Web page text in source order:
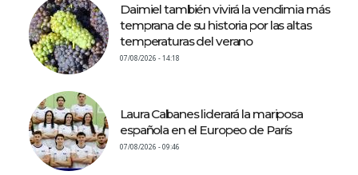
Daimiel también vivirá la vendimia más
temprana de su historia por las altas
temperaturas del verano
07/08/2026 - 14:18
Laura Cabanes liderará la mariposa
española en el Europeo de París
07/08/2026 - 09:46